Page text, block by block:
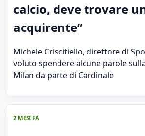
calcio, deve trovare
acquirente”
Michele Criscitiello, direttore di
voluto spendere alcune parole
Milan da parte di Cardinale
2 MESI FA